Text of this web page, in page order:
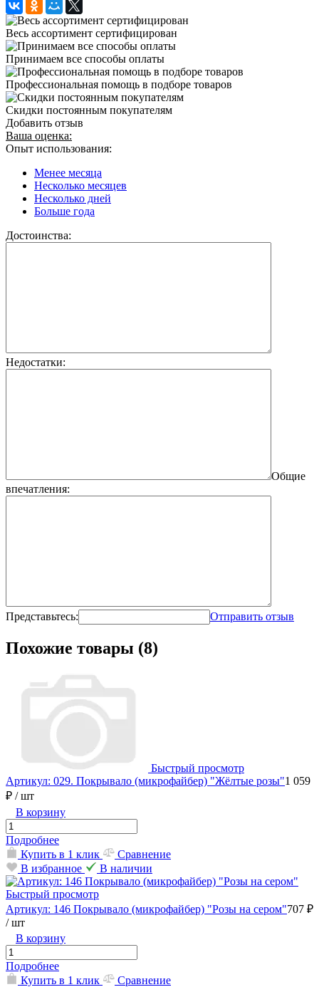
Весь ассортимент сертифицирован
Принимаем все способы оплаты
Профессиональная помощь в подборе товаров
Скидки постоянным покупателям
Добавить отзыв
Ваша оценка:
Опыт использования:
Менее месяца
Несколько месяцев
Несколько дней
Больше года
Достоинства:
Недостатки:
Общие
впечатления:
Представьтесь: Отправить отзыв
Похожие товары (8)
Быстрый просмотр
Артикул: 029. Покрывало (микрофайбер) "Жёлтые розы"1 059
₽ / шт
В корзину
Подробнее
Купить в 1 клик
Сравнение
В избранное
В наличии
Быстрый просмотр
Артикул: 146 Покрывало (микрофайбер) "Розы на сером"707 ₽
/ шт
В корзину
Подробнее
Купить в 1 клик
Сравнение